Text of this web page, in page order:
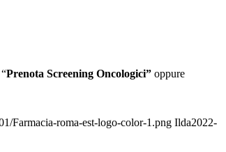
Prenota Screening Oncologici” oppure
Farmacia-roma-est-logo-color-1.png Ilda2022-